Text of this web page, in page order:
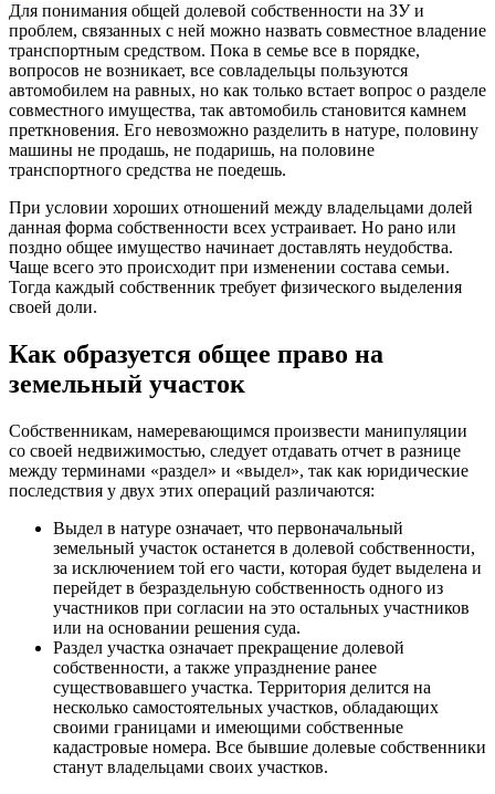
Для понимания общей долевой собственности на ЗУ и
проблем, связанных с ней можно назвать совместное владение
транспортным средством. Пока в семье все в порядке,
вопросов не возникает, все совладельцы пользуются
автомобилем на равных, но как только встает вопрос о разделе
совместного имущества, так автомобиль становится камнем
преткновения. Его невозможно разделить в натуре, половину
машины не продашь, не подаришь, на половине
транспортного средства не поедешь.
При условии хороших отношений между владельцами долей
данная форма собственности всех устраивает. Но рано или
поздно общее имущество начинает доставлять неудобства.
Чаще всего это происходит при изменении состава семьи.
Тогда каждый собственник требует физического выделения
своей доли.
Как образуется общее право на
земельный участок
Собственникам, намеревающимся произвести манипуляции
со своей недвижимостью, следует отдавать отчет в разнице
между терминами «раздел» и «выдел», так как юридические
последствия у двух этих операций различаются:
Выдел в натуре означает, что первоначальный
земельный участок останется в долевой собственности,
за исключением той его части, которая будет выделена и
перейдет в безраздельную собственность одного из
участников при согласии на это остальных участников
или на основании решения суда.
Раздел участка означает прекращение долевой
собственности, а также упразднение ранее
существовавшего участка. Территория делится на
несколько самостоятельных участков, обладающих
своими границами и имеющими собственные
кадастровые номера. Все бывшие долевые собственники
станут владельцами своих участков.